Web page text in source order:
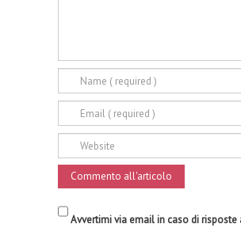
Avvertimi via email in caso di